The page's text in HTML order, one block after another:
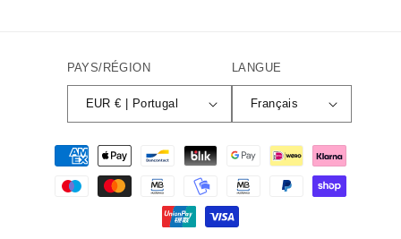
PAYS/RÉGION
EUR € | Portugal
LANGUE
Français
Moyens
paiement